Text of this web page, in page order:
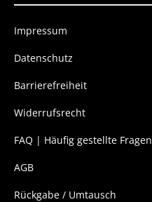
Impressum
Datenschutz
Barrierefreiheit
Widerrufsrecht
FAQ | Häufig gestellte Fragen
AGB
Rückgabe / Umtausch